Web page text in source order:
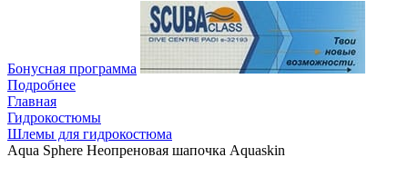
Бонусная программа
Подробнее
Главная
Гидрокостюмы
Шлемы для гидрокостюма
Aqua Sphere Неопреновая шапочка Aquaskin